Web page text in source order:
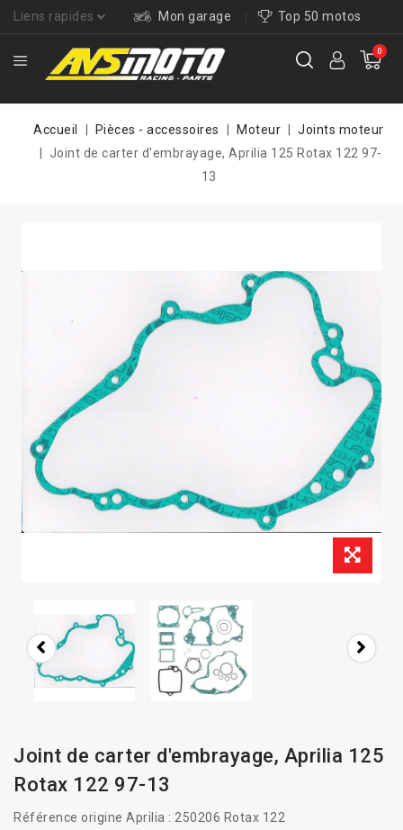
Liens rapides Mon garage Top 50 motos
0
Accueil Pièces - accessoires Moteur
Joints moteur
Joint de carter d'embrayage, Aprilia 125 Rotax 122 97-
13
Joint de carter d'embrayage, Aprilia 125
Rotax 122 97-13
Référence origine Aprilia : 250206 Rotax 122